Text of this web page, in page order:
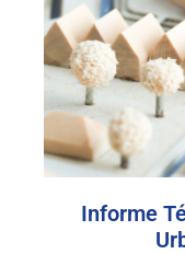
Informe